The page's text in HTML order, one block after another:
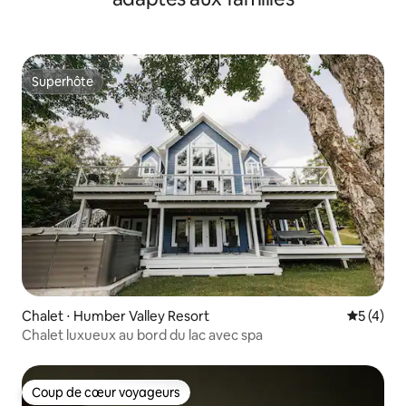
Superhôte
Superhôte
Chalet ⋅ Humber Valley Resort
5 (4)
Chalet luxueux au bord du lac avec spa
Coup de cœur voyageurs
Coup de cœur voyageurs